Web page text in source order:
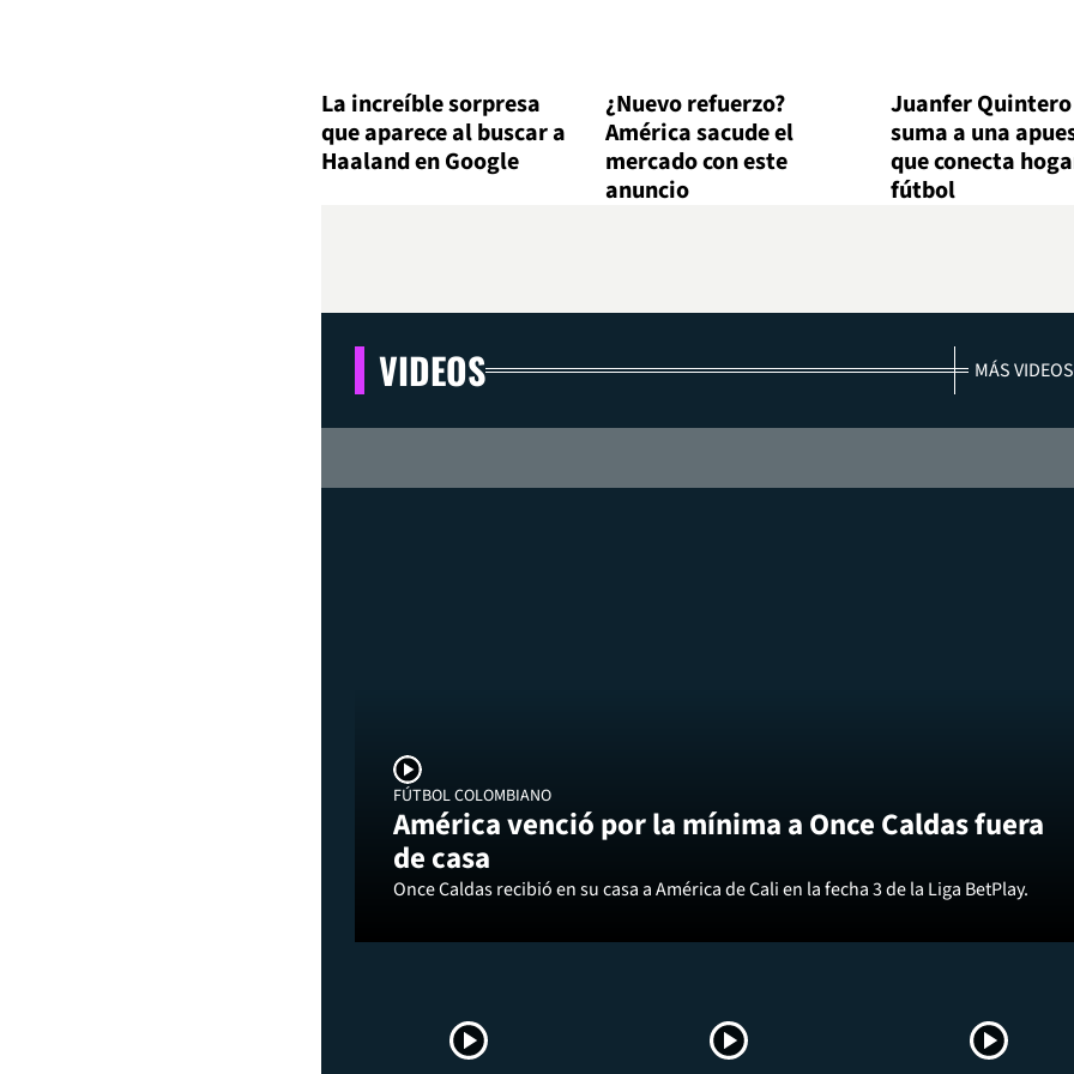
La increíble sorpresa
que aparece al buscar a
Haaland en Google
¿Nuevo refuerzo?
América sacude el
mercado con este
anuncio
Juanfer Quintero
suma a una
que conecta
fútbol
VIDEOS MÁS VIDEOS
FÚTBOL COLOMBIANO
América venció por la mínima a Once Caldas fuera
de casa
Once Caldas recibió en su casa a América de Cali en la fecha 3 de la Liga BetPlay.